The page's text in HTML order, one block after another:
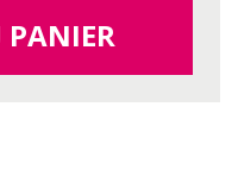
PANIER